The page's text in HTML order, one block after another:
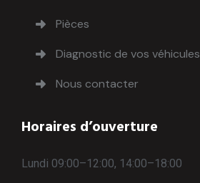
Pièces
Diagnostic de vos véhicules
Nous contacter
Horaires d’ouverture
Lundi 09:00–12:00, 14:00–18:00